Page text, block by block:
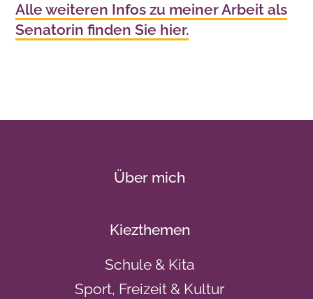
Alle weiteren Infos zu meiner Arbeit als
Senatorin finden Sie hier.
Über mich
Kiezthemen
Schule & Kita
Sport, Freizeit & Kultur